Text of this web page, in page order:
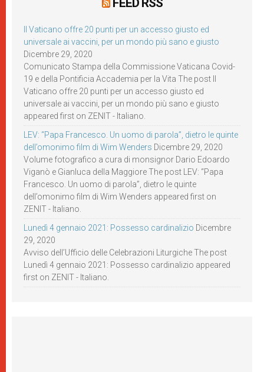
FEED RSS
Il Vaticano offre 20 punti per un accesso giusto ed
universale ai vaccini, per un mondo più sano e giusto
Dicembre 29, 2020
Comunicato Stampa della Commissione Vaticana Covid-
19 e della Pontificia Accademia per la Vita The post Il
Vaticano offre 20 punti per un accesso giusto ed
universale ai vaccini, per un mondo più sano e giusto
appeared first on ZENIT - Italiano.
LEV: “Papa Francesco. Un uomo di parola”, dietro le quinte
dell’omonimo film di Wim Wenders Dicembre 29, 2020
Volume fotografico a cura di monsignor Dario Edoardo
Viganò e Gianluca della Maggiore The post LEV: “Papa
Francesco. Un uomo di parola”, dietro le quinte
dell’omonimo film di Wim Wenders appeared first on
ZENIT - Italiano.
Lunedì 4 gennaio 2021: Possesso cardinalizio Dicembre
29, 2020
Avviso dell’Ufficio delle Celebrazioni Liturgiche The post
Lunedì 4 gennaio 2021: Possesso cardinalizio appeared
first on ZENIT - Italiano.